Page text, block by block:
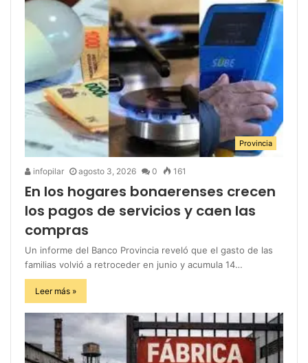
Provincia
infopilar agosto 3, 2026 0 161
En los hogares bonaerenses crecen
los pagos de servicios y caen las
compras
Un informe del Banco Provincia reveló que el gasto de las
familias volvió a retroceder en junio y acumula 14…
Leer más »